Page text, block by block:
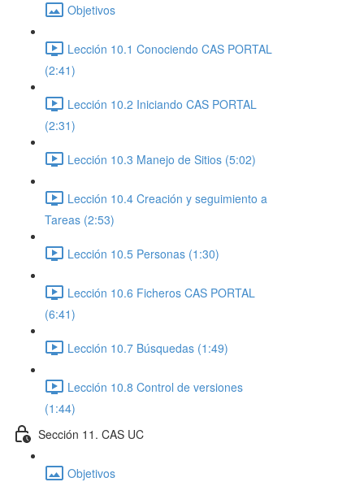
Objetivos
Lección 10.1 Conociendo CAS PORTAL
(2:41)
Lección 10.2 Iniciando CAS PORTAL
(2:31)
Lección 10.3 Manejo de Sitios (5:02)
Lección 10.4 Creación y seguimiento a
Tareas (2:53)
Lección 10.5 Personas (1:30)
Lección 10.6 Ficheros CAS PORTAL
(6:41)
Lección 10.7 Búsquedas (1:49)
Lección 10.8 Control de versiones
(1:44)
Sección 11. CAS UC
Objetivos